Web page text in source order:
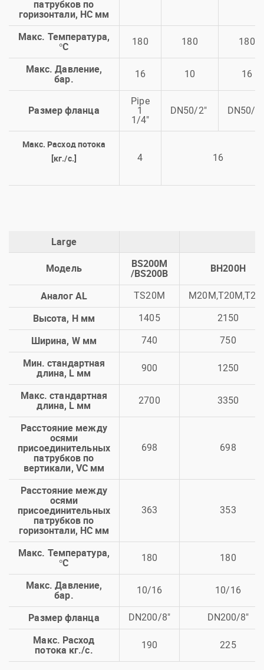
патрубков по
горизонтали, HC мм
Макс. Температура,
°C 180 180 180
Макс. Давление,
бар. 16 10 16
Размер фланца
Pipe
1
1/4"
DN50/2" DN50/
Макс. Расход потока
[кг./с.]
4 16
Large
Модель BS200M
/BS200B BH200H
Аналог AL TS20M
Высота, H мм 1405 2150
Ширина, W мм 740 750
Мин. стандартная
длина, L мм 900 1250
Макс. стандартная
длина, L мм 2700 3350
Расстояние между
осями
присоединительных
патрубков по
вертикали, VC мм
698 698
Расстояние между
осями
присоединительных
патрубков по
горизонтали, HC мм
363 353
Макс. Температура,
°C 180 180
Макс. Давление,
бар. 10/16 10/16
Размер фланца DN200/8" DN200/8"
Макс. Расход
потока кг./с. 190 225